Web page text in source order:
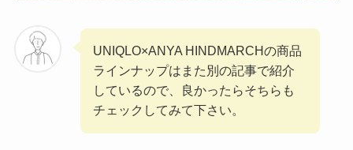
UNIQLO×ANYA HINDMARCHの商品
ラインナップはまた別の記事で紹介
しているので、良かったらそちらも
チェックしてみて下さい。